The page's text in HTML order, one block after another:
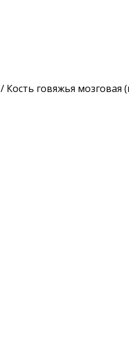
/ Кость говяжья мозговая